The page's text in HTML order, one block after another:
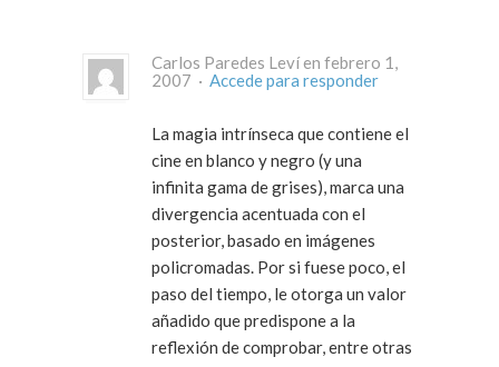
Carlos Paredes Leví en febrero 1,
2007 · Accede para responder
La magia intrínseca que contiene el
cine en blanco y negro (y una
infinita gama de grises), marca una
divergencia acentuada con el
posterior, basado en imágenes
policromadas. Por si fuese poco, el
paso del tiempo, le otorga un valor
añadido que predispone a la
reflexión de comprobar, entre otras